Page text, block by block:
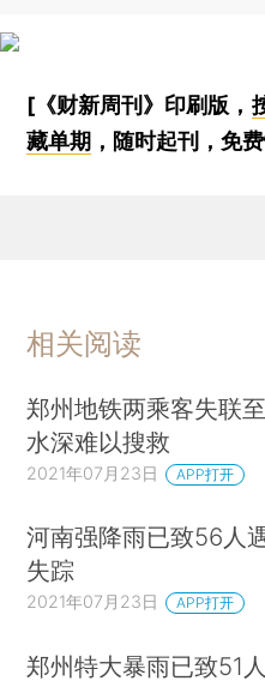
[《财新周刊》印刷版，
藏单期 ，随时起刊，免
相关阅读
郑州地铁两乘客失联
水深难以搜救
2021年07月23日 APP打开
河南强降雨已致56人
失踪
2021年07月23日 APP打开
郑州特大暴雨已致51